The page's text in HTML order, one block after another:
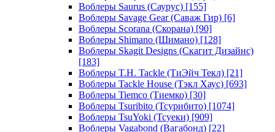
Воблеры Saurus (Саурус) [155]
Воблеры Savage Gear (Саваж Гир) [6]
Воблеры Scorana (Скорана) [90]
Воблеры Shimano (Шимано) [128]
Воблеры Skagit Designs (Скагит Дизайнс)
[183]
Воблеры T.H. Tackle (ТиЭйч Текл) [21]
Воблеры Tackle House (Тэкл Хаус) [693]
Воблеры Tiemco (Тиемко) [30]
Воблеры Tsuribito (Тсурибито) [1074]
Воблеры TsuYoki (Тсуеки) [909]
Воблеры Vagabond (Вагабонд) [22]